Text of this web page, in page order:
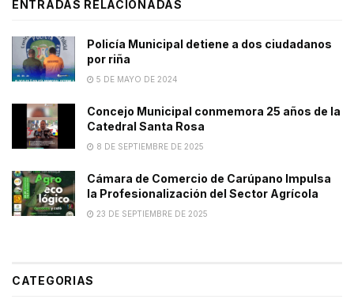
ENTRADAS RELACIONADAS
Policía Municipal detiene a dos ciudadanos
por riña
5 DE MAYO DE 2024
Concejo Municipal conmemora 25 años de la
Catedral Santa Rosa
8 DE SEPTIEMBRE DE 2025
Cámara de Comercio de Carúpano Impulsa
la Profesionalización del Sector Agrícola
23 DE SEPTIEMBRE DE 2025
CATEGORIAS